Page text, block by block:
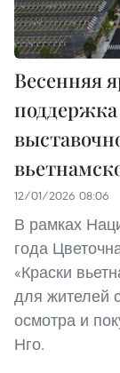
Весенняя
поддержка
12/01/2026 08:06
В рамках
года
«Краски
для жителей
осмотра и
Нго.